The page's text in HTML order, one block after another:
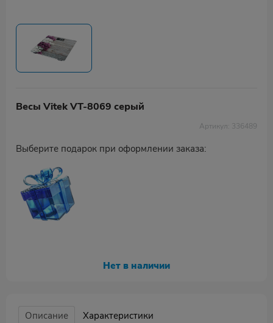
Весы Vitek VT-8069 серый
Артикул: 336489
Выберите подарок при оформлении заказа:
Нет в наличии
Описание
Характеристики